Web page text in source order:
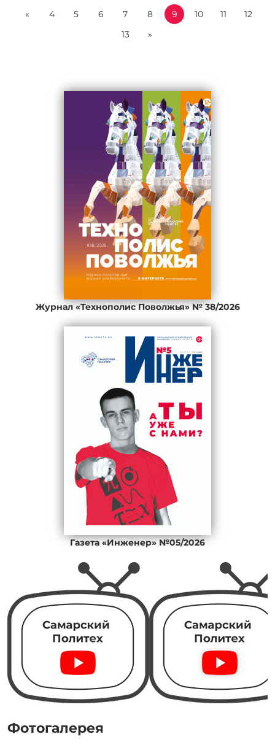
« 4 5 6 7 8 9 10 11
12
13
»
Журнал «Технополис Поволжья» № 38/2026
Газета «Инженер» №05/2026
Фотогалерея